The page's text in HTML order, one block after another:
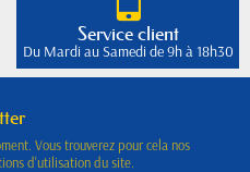
Service client
Du Mardi au Samedi de 9h à 18h30
Vous trouverez pour cela nos
d'utilisation du site.